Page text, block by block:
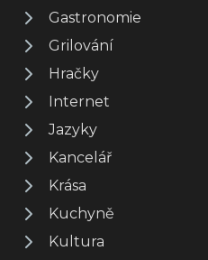
Gastronomie
Grilování
Hračky
Internet
Jazyky
Kancelář
Krása
Kuchyně
Kultura